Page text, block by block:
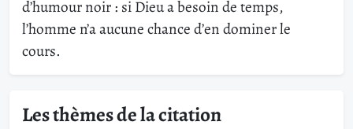
d’humour noir : si Dieu a besoin de temps,
l’homme n’a aucune chance d’en dominer le
cours.
Les thèmes de la citation